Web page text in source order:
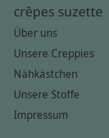
crêpes suzette
Über uns
Unsere Creppies
Nähkästchen
Unsere Stoffe
Impressum